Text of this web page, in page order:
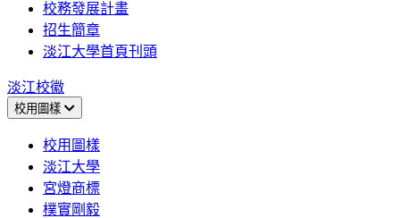
校務發展計畫
招生簡章
淡江大學首頁刊頭
淡江校徽
校用圖樣
校用圖樣
淡江大學
宮燈商標
樸實剛毅